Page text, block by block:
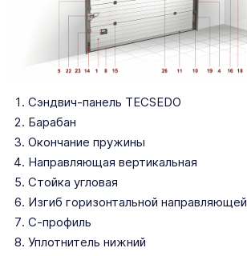
Сэндвич-панель TECSEDO
Барабан
Окончание пружины
Направляющая вертикальная
Стойка угловая
Изгиб горизонтальной направляющей
С-профиль
Уплотнитель нижний